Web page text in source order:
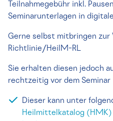
Teilnahmegebühr inkl.
Seminarunterlagen in
Gerne selbst mitbringen
Richtlinie/HeilM-RL
Sie erhalten diesen jedoch
rechtzeitig vor dem Seminar
Dieser kann unter
Heilmittelkatalog